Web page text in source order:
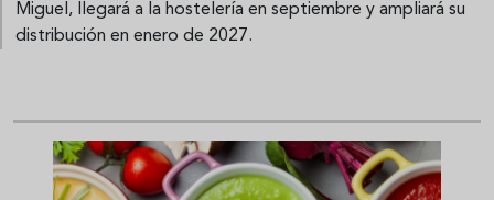
Miguel, llegará a la hostelería en septiembre y ampliará su
distribución en enero de 2027.